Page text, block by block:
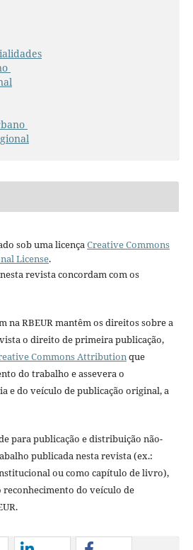
sob uma licençaCreative Commons
License.
revista concordam com os
na RBEUR mantêm os direitos sobre a
o direito de primeira publicação,
Commons Attributionque
do trabalho e assevera o
e do veículo de publicação original, a
para publicação e distribuição não-
publicada nesta revista (ex.:
ou como capítulo de livro),
do veículo de